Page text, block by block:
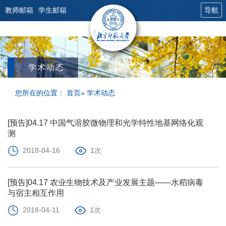
教师邮箱 学生邮箱 导航
学术动态
您所在的位置： 首页» 学术动态
[预告]04.17 中国气溶胶微物理和光学特性地基网络化观
测
2018-04-16 1次
[预告]04.17 农业生物技术及产业发展主题——水稻病毒
与宿主相互作用
2018-04-11 1次